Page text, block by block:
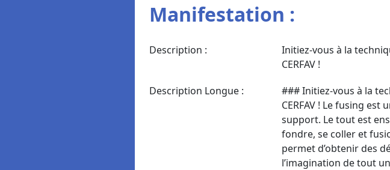
Manifestation :
Description :
Initiez-vous à la
CERFAV !
Description Longue :
### Initiez-vous à la
CERFAV ! Le fusing
support. Le tout est
fondre, se coller et
permet d’obtenir des
l’imagination de tout